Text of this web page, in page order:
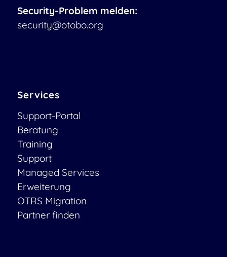
Security-Problem melden:
security@otobo.org
Services
Support-Portal
Beratung
Training
Support
Managed Services
Erweiterung
OTRS Migration
Partner finden